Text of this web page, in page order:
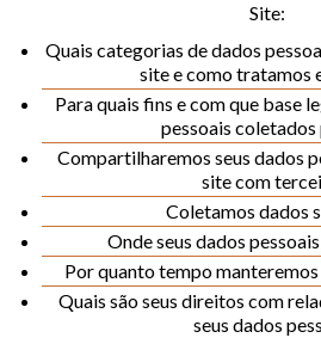
Site:
Quais categorias de dados
site e como tratamos
Para quais fins e com que base
pessoais coletados
Compartilharemos seus dados
site com
Coletamos dados
Onde seus dados
Por quanto tempo manteremos
Quais são seus direitos com
seus dados